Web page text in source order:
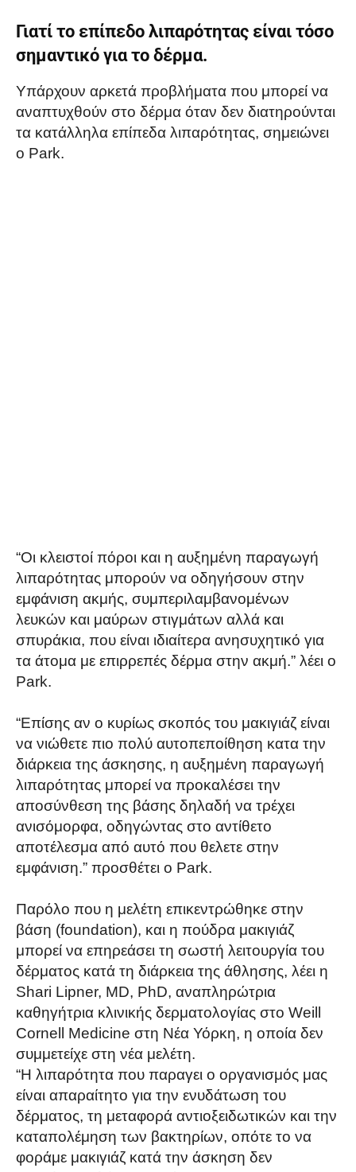
Γιατί το επίπεδο λιπαρότητας είναι τόσο
σημαντικό για το δέρμα.
Υπάρχουν αρκετά προβλήματα που μπορεί να
αναπτυχθούν στο δέρμα όταν δεν διατηρούνται
τα κατάλληλα επίπεδα λιπαρότητας, σημειώνει
ο Park.
“Οι κλειστοί πόροι και η αυξημένη παραγωγή
λιπαρότητας μπορούν να οδηγήσουν στην
εμφάνιση ακμής, συμπεριλαμβανομένων
λευκών και μαύρων στιγμάτων αλλά και
σπυράκια, που είναι ιδιαίτερα ανησυχητικό για
τα άτομα με επιρρεπές δέρμα στην ακμή.” λέει ο
Park.
“Επίσης αν ο κυρίως σκοπός του μακιγιάζ είναι
να νιώθετε πιο πολύ αυτοπεποίθηση κατα την
διάρκεια της άσκησης, η αυξημένη παραγωγή
λιπαρότητας μπορεί να προκαλέσει την
αποσύνθεση της βάσης δηλαδή να τρέχει
ανισόμορφα, οδηγώντας στο αντίθετο
αποτέλεσμα από αυτό που θελετε στην
εμφάνιση.” προσθέτει ο Park.
Παρόλο που η μελέτη επικεντρώθηκε στην
βάση (foundation), και η πούδρα μακιγιάζ
μπορεί να επηρεάσει τη σωστή λειτουργία του
δέρματος κατά τη διάρκεια της άθλησης, λέει η
Shari Lipner, MD, PhD, αναπληρώτρια
καθηγήτρια κλινικής δερματολογίας στο Weill
Cornell Medicine στη Νέα Υόρκη, η οποία δεν
συμμετείχε στη νέα μελέτη.
“Η λιπαρότητα που παραγει ο οργανισμός μας
είναι απαραίτητο για την ενυδάτωση του
δέρματος, τη μεταφορά αντιοξειδωτικών και την
καταπολέμηση των βακτηρίων, οπότε το να
φοράμε μακιγιάζ κατά την άσκηση δεν